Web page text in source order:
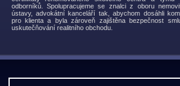
odborníků. Spolupracujeme se znalci z oboru
ústavy, advokátní kanceláří tak, abychom dosáhli
pro klienta a byla zároveň zajištěna bezpečnost
uskutečňování realitního obchodu.